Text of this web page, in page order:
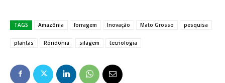
TAGS Amazônia forragem Inovação Mato Grosso pesquisa
plantas Rondônia silagem tecnologia